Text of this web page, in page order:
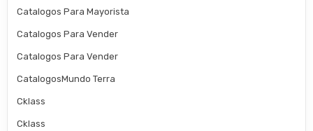
Catalogos Para Mayorista
Catalogos Para Vender
Catalogos Para Vender
CatalogosMundo Terra
Cklass
Cklass